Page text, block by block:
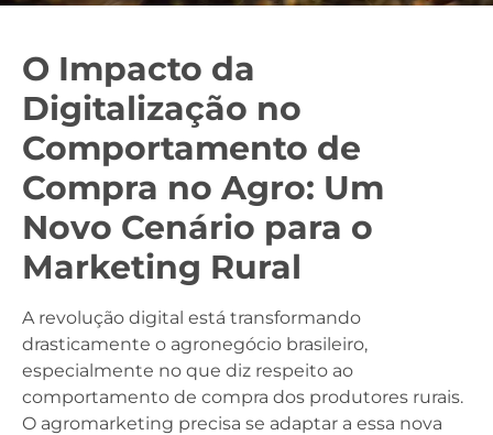
O Impacto da
Digitalização no
Comportamento de
Compra no Agro: Um
Novo Cenário para o
Marketing Rural
A revolução digital está transformando
drasticamente o agronegócio brasileiro,
especialmente no que diz respeito ao
comportamento de compra dos produtores rurais.
O agromarketing precisa se adaptar a essa nova